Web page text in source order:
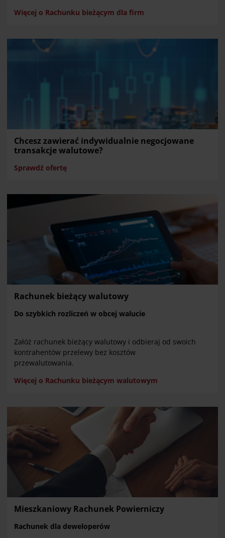
Więcej o Rachunku bieżącym dla firm
Chcesz zawierać indywidualnie negocjowane
transakcje walutowe?
Sprawdź ofertę
Rachunek bieżący walutowy
Do szybkich rozliczeń w obcej walucie
Załóż rachunek bieżący walutowy i odbieraj od swoich
kontrahentów przelewy bez kosztów
przewalutowania.
Więcej o Rachunku bieżącym walutowym
Mieszkaniowy Rachunek Powierniczy
Rachunek dla deweloperów